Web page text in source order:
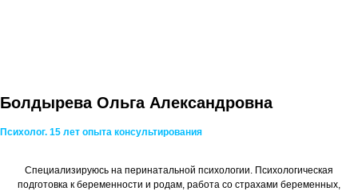
Болдырева Ольга Александровна
Психолог. 15 лет опыта консультирования
Специализируюсь на перинатальной психологии. Психологическая
подготовка к беременности и родам, работа со страхами беременных,